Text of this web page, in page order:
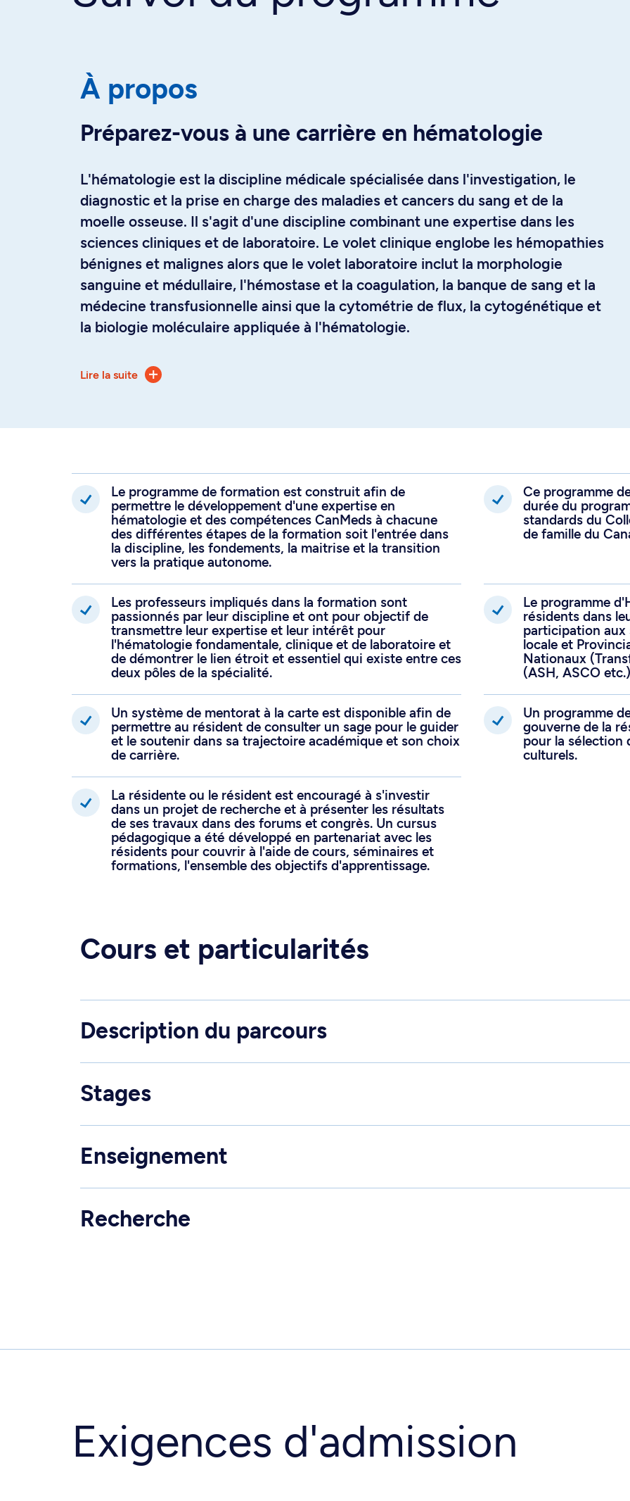
À propos
Préparez-vous à une carrière en hématologie
L'hématologie est la discipline médicale spécialisée dans l'investigation, le
diagnostic et la prise en charge des maladies et cancers du sang et de la
moelle osseuse. Il s'agit d'une discipline combinant une expertise dans les
sciences cliniques et de laboratoire. Le volet clinique englobe les hémopathies
bénignes et malignes alors que le volet laboratoire inclut la morphologie
sanguine et médullaire, l'hémostase et la coagulation, la banque de sang et la
médecine transfusionnelle ainsi que la cytométrie de flux, la cytogénétique et
la biologie moléculaire appliquée à l'hématologie.
période de 2 années suivant la formation au sein du tronc commun de
façon progressive et stimulante.
Le résident ou la résidente pourra également choisir de compléter, après sa
formation en hématologie, une formation complémentaire en oncologie, en
intégrant le programme de résidence en oncologie médical, pour une sixième
année de formation. Cette formation complémentaire est actuellement rendue
possible puisque les deux programmes sont liés et réussissent à intégrer au
cours des 3 années de résidence les jalons nécessaires afin de rencontrer les
exigences du Collège royal des Médecins et Chirurgiens du Canada en pour
les candidats désirant acquérir la double certification.
Le programme permet une exposition optimale aux différentes hémopathies
bénignes et malignes, et propulse les candidats vers la pratique du futur par
l'intégration des sciences cliniques et de laboratoire permettant un
diagnostique précis des hémopathies, la détermination des facteurs
pronostics cytogénétiques et moléculaires, l'application de thérapie ciblée et
personnalisée incluant une exposition à la thérapie cellulaire par greffe de
cellules hématopoïétiques et l'utilisation des cellules immunes effectrices
(CAR-T cells).
Lire la suite
Le programme de formation est construit afin de
permettre le développement d'une expertise en
hématologie et des compétences CanMeds à chacune
des différentes étapes de la formation soit l'entrée dans
la discipline, les fondements, la maitrise et la transition
vers la pratique autonome.
Ce programme
durée du
standards du
de famille du
Les professeurs impliqués dans la formation sont
passionnés par leur discipline et ont pour objectif de
transmettre leur expertise et leur intérêt pour
l'hématologie fondamentale, clinique et de laboratoire et
de démontrer le lien étroit et essentiel qui existe entre ces
deux pôles de la spécialité.
Le programme
résidents dans
participation aux
locale et
Nationaux
(ASH, ASCO
Un système de mentorat à la carte est disponible afin de
permettre au résident de consulter un sage pour le guider
et le soutenir dans sa trajectoire académique et son choix
de carrière.
Un programme
gouverne de la
pour la sélection
culturels.
La résidente ou le résident est encouragé à s'investir
dans un projet de recherche et à présenter les résultats
de ses travaux dans des forums et congrès. Un cursus
pédagogique a été développé en partenariat avec les
résidents pour couvrir à l'aide de cours, séminaires et
formations, l'ensemble des objectifs d'apprentissage.
Cours et particularités
Description du parcours
Stages
Enseignement
Recherche
Exigences d'admission